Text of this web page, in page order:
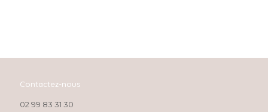
Contactez-nous
02 99 83 31 30